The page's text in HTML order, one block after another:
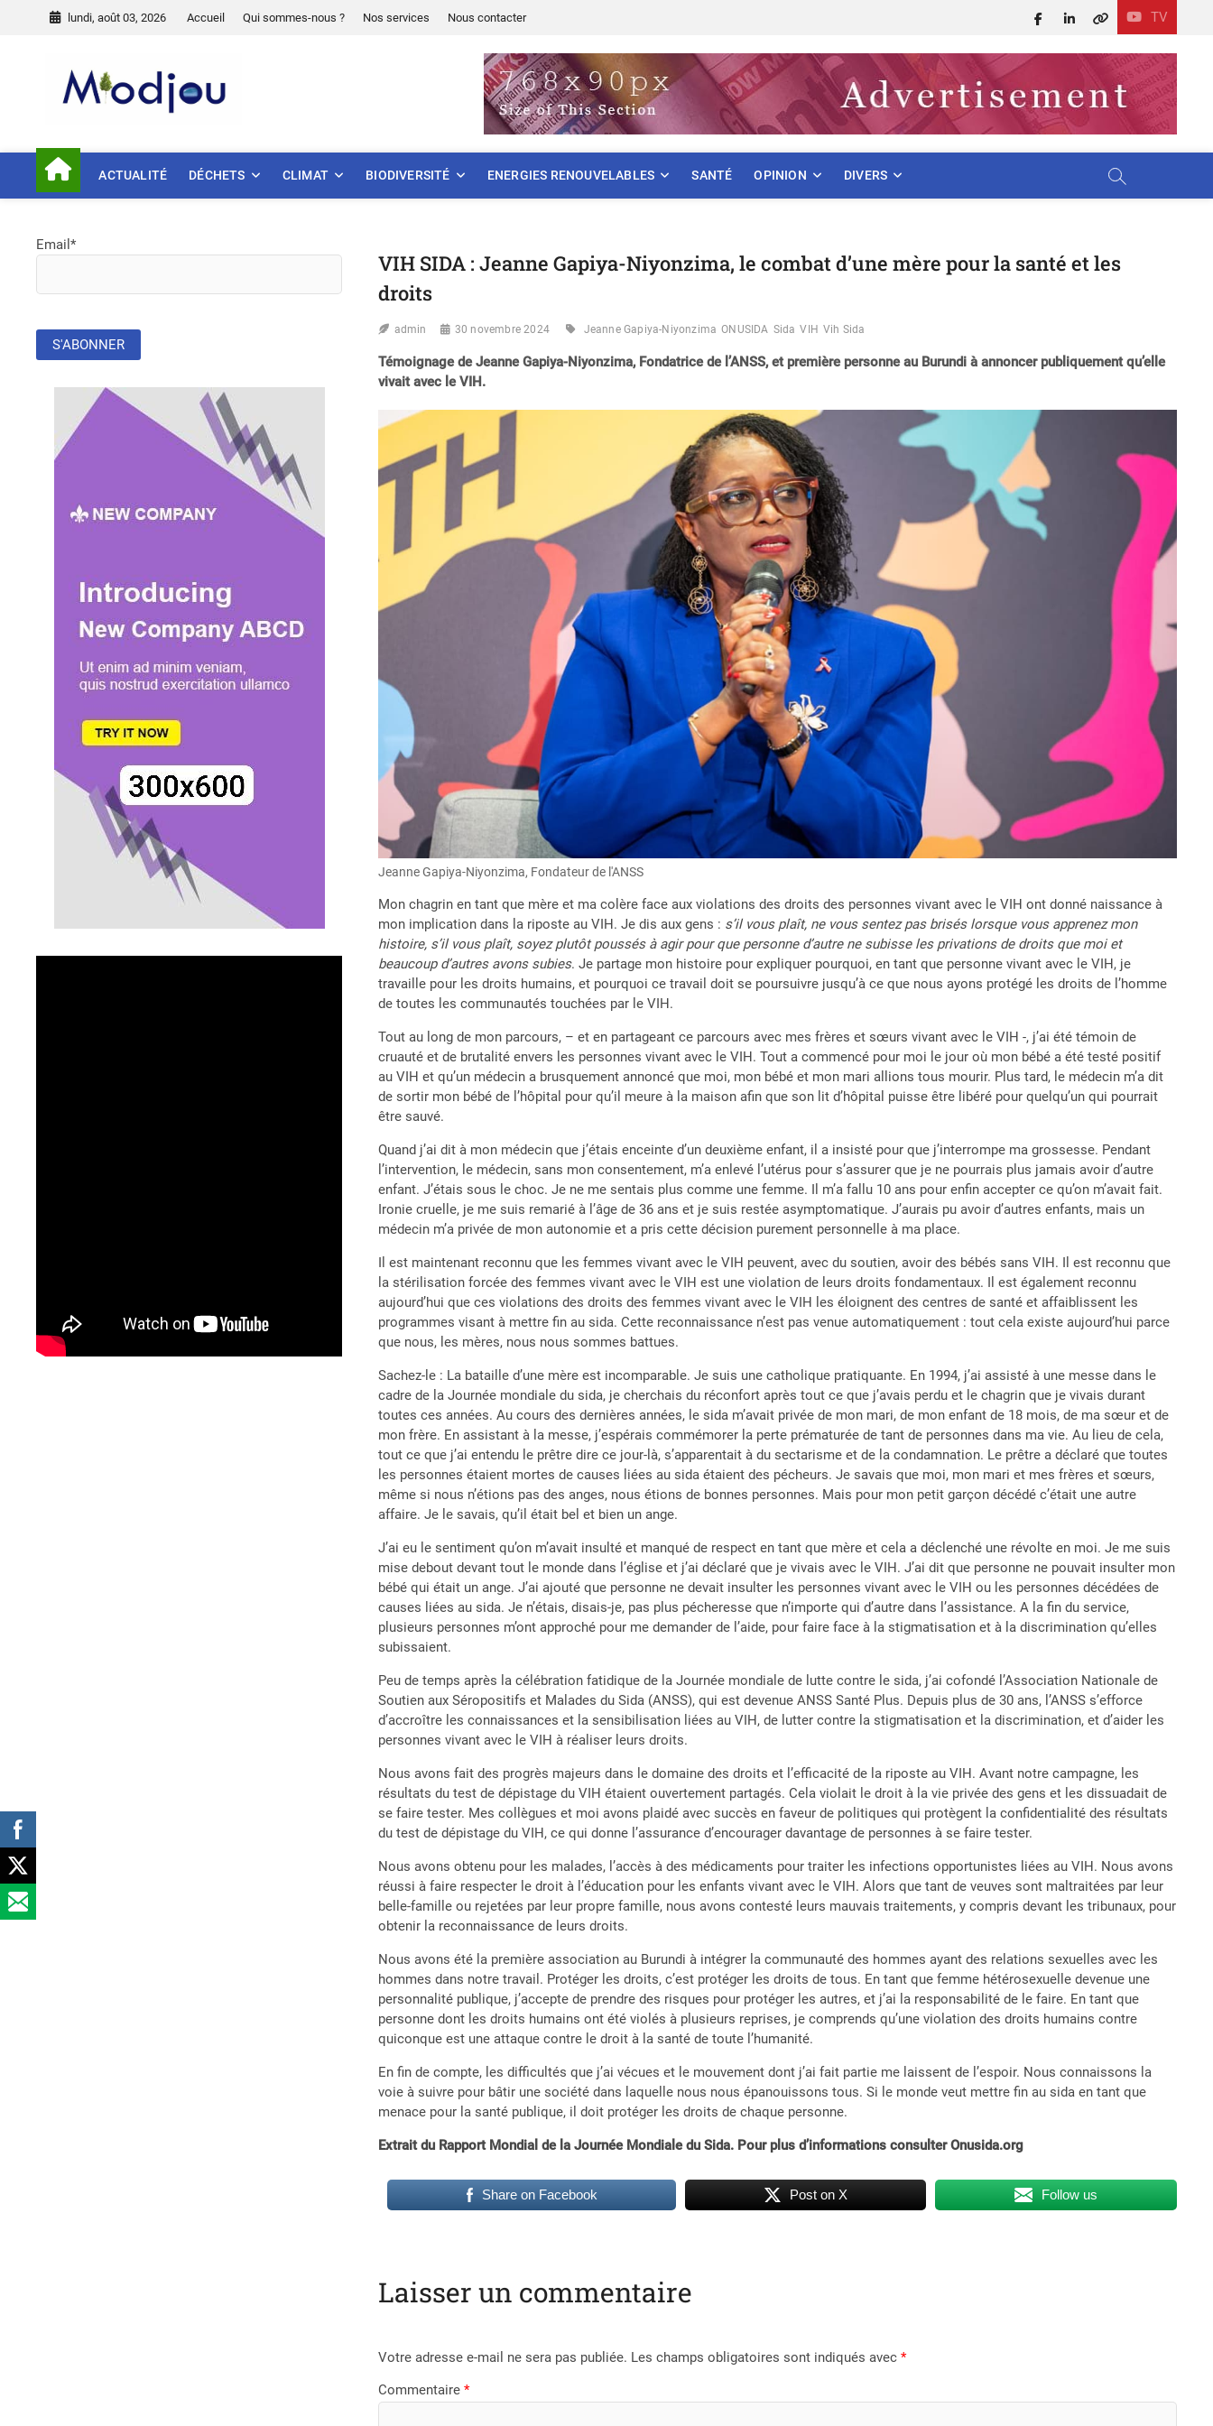
lundi, août 03, 2026 Accueil Qui sommes-nous ? Nos services Nous contacter TV
Facebook
LinkedIn
X
ACTUALITÉ DÉCHETS CLIMAT BIODIVERSITÉ ENERGIES RENOUVELABLES SANTÉ OPINION DIVERS
VIH SIDA : Jeanne Gapiya-Niyonzima, le combat d’une mère pour la santé et les
droits
admin 30 novembre 2024 Jeanne Gapiya-Niyonzima ONUSIDA Sida VIH Vih Sida
Témoignage de Jeanne Gapiya-Niyonzima, Fondatrice de l’ANSS, et première personne au Burundi à annoncer publiquement qu’elle
vivait avec le VIH.
Jeanne Gapiya-Niyonzima, Fondateur de l'ANSS
Mon chagrin en tant que mère et ma colère face aux violations des droits des personnes vivant avec le VIH ont donné naissance à
mon implication dans la riposte au VIH. Je dis aux gens : s’il vous plaît, ne vous sentez pas brisés lorsque vous apprenez mon
histoire, s’il vous plaît, soyez plutôt poussés à agir pour que personne d’autre ne subisse les privations de droits que moi et
beaucoup d’autres avons subies. Je partage mon histoire pour expliquer pourquoi, en tant que personne vivant avec le VIH, je
travaille pour les droits humains, et pourquoi ce travail doit se poursuivre jusqu’à ce que nous ayons protégé les droits de l’homme
de toutes les communautés touchées par le VIH.
Tout au long de mon parcours, – et en partageant ce parcours avec mes frères et sœurs vivant avec le VIH -, j’ai été témoin de
cruauté et de brutalité envers les personnes vivant avec le VIH. Tout a commencé pour moi le jour où mon bébé a été testé positif
au VIH et qu’un médecin a brusquement annoncé que moi, mon bébé et mon mari allions tous mourir. Plus tard, le médecin m’a dit
de sortir mon bébé de l’hôpital pour qu’il meure à la maison afin que son lit d’hôpital puisse être libéré pour quelqu’un qui pourrait
être sauvé.
Quand j’ai dit à mon médecin que j’étais enceinte d’un deuxième enfant, il a insisté pour que j’interrompe ma grossesse. Pendant
l’intervention, le médecin, sans mon consentement, m’a enlevé l’utérus pour s’assurer que je ne pourrais plus jamais avoir d’autre
enfant. J’étais sous le choc. Je ne me sentais plus comme une femme. Il m’a fallu 10 ans pour enfin accepter ce qu’on m’avait fait.
Ironie cruelle, je me suis remarié à l’âge de 36 ans et je suis restée asymptomatique. J’aurais pu avoir d’autres enfants, mais un
médecin m’a privée de mon autonomie et a pris cette décision purement personnelle à ma place.
Il est maintenant reconnu que les femmes vivant avec le VIH peuvent, avec du soutien, avoir des bébés sans VIH. Il est reconnu que
la stérilisation forcée des femmes vivant avec le VIH est une violation de leurs droits fondamentaux. Il est également reconnu
aujourd’hui que ces violations des droits des femmes vivant avec le VIH les éloignent des centres de santé et affaiblissent les
programmes visant à mettre fin au sida. Cette reconnaissance n’est pas venue automatiquement : tout cela existe aujourd’hui parce
que nous, les mères, nous nous sommes battues.
Sachez-le : La bataille d’une mère est incomparable. Je suis une catholique pratiquante. En 1994, j’ai assisté à une messe dans le
cadre de la Journée mondiale du sida, je cherchais du réconfort après tout ce que j’avais perdu et le chagrin que je vivais durant
toutes ces années. Au cours des dernières années, le sida m’avait privée de mon mari, de mon enfant de 18 mois, de ma sœur et de
mon frère. En assistant à la messe, j’espérais commémorer la perte prématurée de tant de personnes dans ma vie. Au lieu de cela,
tout ce que j’ai entendu le prêtre dire ce jour-là, s’apparentait à du sectarisme et de la condamnation. Le prêtre a déclaré que toutes
les personnes étaient mortes de causes liées au sida étaient des pécheurs. Je savais que moi, mon mari et mes frères et sœurs,
même si nous n’étions pas des anges, nous étions de bonnes personnes. Mais pour mon petit garçon décédé c’était une autre
affaire. Je le savais, qu’il était bel et bien un ange.
J’ai eu le sentiment qu’on m’avait insulté et manqué de respect en tant que mère et cela a déclenché une révolte en moi. Je me suis
mise debout devant tout le monde dans l’église et j’ai déclaré que je vivais avec le VIH. J’ai dit que personne ne pouvait insulter mon
bébé qui était un ange. J’ai ajouté que personne ne devait insulter les personnes vivant avec le VIH ou les personnes décédées de
causes liées au sida. Je n’étais, disais-je, pas plus pécheresse que n’importe qui d’autre dans l’assistance. A la fin du service,
plusieurs personnes m’ont approché pour me demander de l’aide, pour faire face à la stigmatisation et à la discrimination qu’elles
subissaient.
Peu de temps après la célébration fatidique de la Journée mondiale de lutte contre le sida, j’ai cofondé l’Association Nationale de
Soutien aux Séropositifs et Malades du Sida (ANSS), qui est devenue ANSS Santé Plus. Depuis plus de 30 ans, l’ANSS s’efforce
d’accroître les connaissances et la sensibilisation liées au VIH, de lutter contre la stigmatisation et la discrimination, et d’aider les
personnes vivant avec le VIH à réaliser leurs droits.
Nous avons fait des progrès majeurs dans le domaine des droits et l’efficacité de la riposte au VIH. Avant notre campagne, les
résultats du test de dépistage du VIH étaient ouvertement partagés. Cela violait le droit à la vie privée des gens et les dissuadait de
se faire tester. Mes collègues et moi avons plaidé avec succès en faveur de politiques qui protègent la confidentialité des résultats
du test de dépistage du VIH, ce qui donne l’assurance d’encourager davantage de personnes à se faire tester.
Nous avons obtenu pour les malades, l’accès à des médicaments pour traiter les infections opportunistes liées au VIH. Nous avons
réussi à faire respecter le droit à l’éducation pour les enfants vivant avec le VIH. Alors que tant de veuves sont maltraitées par leur
belle-famille ou rejetées par leur propre famille, nous avons contesté leurs mauvais traitements, y compris devant les tribunaux, pour
obtenir la reconnaissance de leurs droits.
Nous avons été la première association au Burundi à intégrer la communauté des hommes ayant des relations sexuelles avec les
hommes dans notre travail. Protéger les droits, c’est protéger les droits de tous. En tant que femme hétérosexuelle devenue une
personnalité publique, j’accepte de prendre des risques pour protéger les autres, et j’ai la responsabilité de le faire. En tant que
personne dont les droits humains ont été violés à plusieurs reprises, je comprends qu’une violation des droits humains contre
quiconque est une attaque contre le droit à la santé de toute l’humanité.
En fin de compte, les difficultés que j’ai vécues et le mouvement dont j’ai fait partie me laissent de l’espoir. Nous connaissons la
voie à suivre pour bâtir une société dans laquelle nous nous épanouissons tous. Si le monde veut mettre fin au sida en tant que
menace pour la santé publique, il doit protéger les droits de chaque personne.
Extrait du Rapport Mondial de la Journée Mondiale du Sida. Pour plus d’informations consulter Onusida.org
Share on Facebook Post on X Follow us
Laisser un commentaire
Votre adresse e-mail ne sera pas publiée. Les champs obligatoires sont indiqués avec*
Commentaire*
Email*